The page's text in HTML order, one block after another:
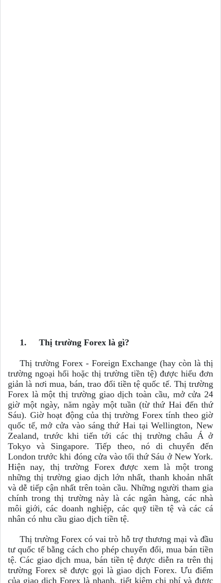
1. Thị trường Forex là gì?
Thị trường Forex - Foreign Exchange (hay còn là thị
trường ngoại hối hoặc thị trường tiền tệ) được hiểu đơn
giản là nơi mua, bán, trao đổi tiền tệ quốc tế. Thị trường
Forex là một thị trường giao dịch toàn cầu, mở cửa 24
giờ một ngày, năm ngày một tuần (từ thứ Hai đến thứ
Sáu). Giờ hoạt động của thị trường Forex tính theo giờ
quốc tế, mở cửa vào sáng thứ Hai tại Wellington, New
Zealand, trước khi tiến tới các thị trường châu Á ở
Tokyo và Singapore. Tiếp theo, nó di chuyển đến
London trước khi đóng cửa vào tối thứ Sáu ở New York.
Hiện nay, thị trường Forex được xem là một trong
những thị trường giao dịch lớn nhất, thanh khoản nhất
và dễ tiếp cận nhất trên toàn cầu. Những người tham gia
chính trong thị trường này là các ngân hàng, các nhà
môi giới, các doanh nghiệp, các quỹ tiền tệ và các cá
nhân có nhu cầu giao dịch tiền tệ.
Thị trường Forex có vai trò hỗ trợ thương mại và đầu
tư quốc tế bằng cách cho phép chuyển đổi, mua bán tiền
tệ. Các giao dịch mua, bán tiền tệ được diễn ra trên thị
trường Forex sẽ được gọi là giao dịch Forex. Ưu điểm
của giao dịch Forex là nhanh, tiết kiệm chi phí và được